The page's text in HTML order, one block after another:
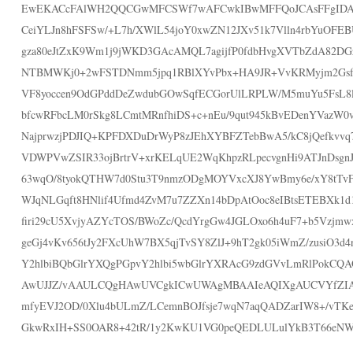
CeiYLJn8hFSFSw/+L7h/
VF8yoccen9OdGPddDeZwdubGOwSqfECGorUlLRPLW/
bfcwRFbcLM0rSkg8LCmtMRnfhiDS+c+nEu/
NajprwzjPDJIQ+KPFDXDuDrWyP8zJEhXYBFZTebBwA5/
63wqO/8tyokQTHW7d0Stu3T9nmzODgMOYVxcXJ8YwBmy6e/
firi29cU5XvjyAZYcTOS/BWoZc/
geGj4vKv656tJy2FXcUhW7BX5qjTvSY8ZlJ+9hT2gk05iWmZ/
AwUJJZ/
mfyEVJ2OD/0Xlu4bULmZ/LCemnBOJfsje7wqN7aqQADZarIW8+/
GkwRxIH+SS0OAR8+42tR/